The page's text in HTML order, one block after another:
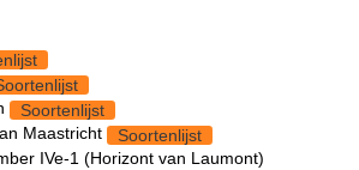
Soortenlijst
Maastricht
Soortenlijst
IVe-1 (Horizont van Laumont)